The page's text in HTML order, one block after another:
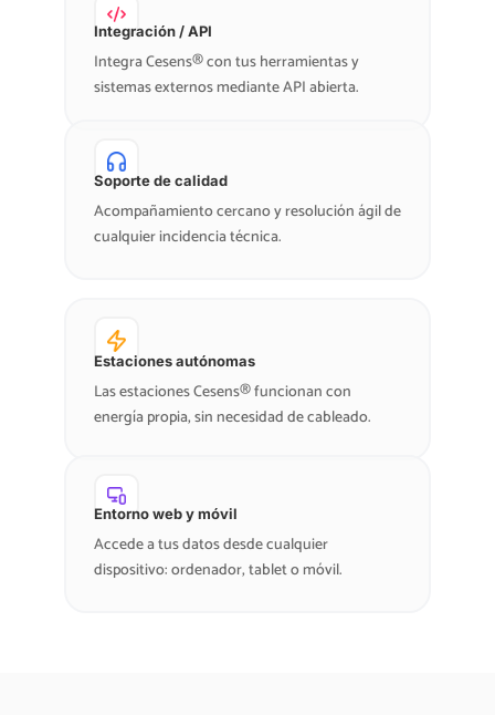
Integración / API
Integra Cesens® con tus herramientas y
sistemas externos mediante API abierta.
Soporte de calidad
Acompañamiento cercano y resolución ágil de
cualquier incidencia técnica.
Estaciones autónomas
Las estaciones Cesens® funcionan con
energía propia, sin necesidad de cableado.
Entorno web y móvil
Accede a tus datos desde cualquier
dispositivo: ordenador, tablet o móvil.